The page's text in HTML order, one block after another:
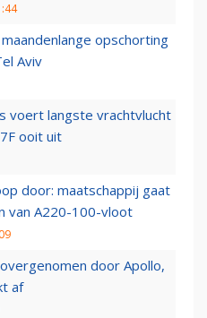
opschorting
Aviv
voert langste vrachtvlucht
ooit uit
door: maatschappij gaat
van A220-100-vloot
door Apollo,
af